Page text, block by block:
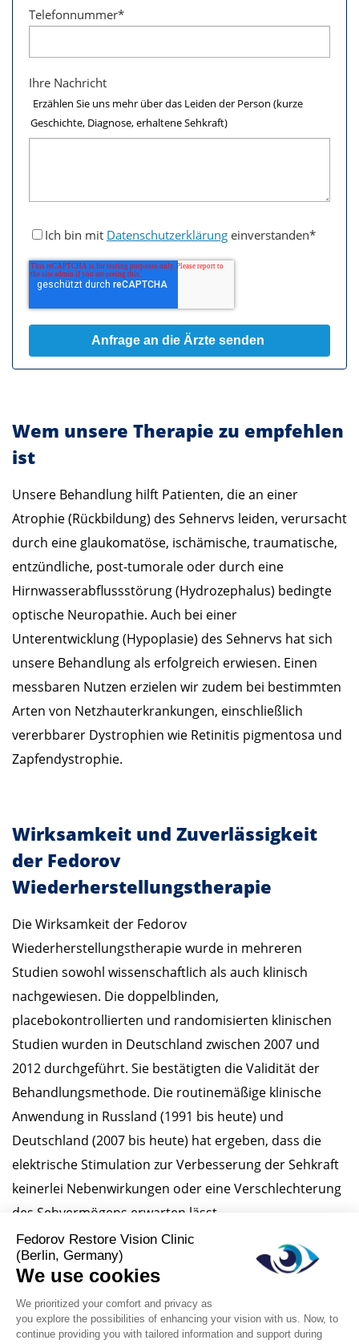
verwendet, um Informationen darüber zu sammeln, wie Sie mit unserer
Website interagieren. Wir verwenden diese Informationen, um Ihre Browser-
Erfahrung zu verbessern und anzupassen, sowie für Analysen und
Telefonnummer*
Ihre Nachricht
Erzählen Sie uns mehr über das Leiden der Person (kurze
Geschichte, Diagnose, erhaltene Sehkraft)
Ich bin mit Datenschutzerklärung einverstanden*
Wem unsere Therapie zu empfehlen
ist
Unsere Behandlung hilft Patienten, die an einer
Atrophie (Rückbildung) des Sehnervs leiden, verursacht
durch eine glaukomatöse, ischämische, traumatische,
entzündliche, post-tumorale oder durch eine
Hirnwasserabflussstörung (Hydrozephalus) bedingte
optische Neuropathie. Auch bei einer
Unterentwicklung (Hypoplasie) des Sehnervs hat sich
unsere Behandlung als erfolgreich erwiesen. Einen
messbaren Nutzen erzielen wir zudem bei bestimmten
Arten von Netzhauterkrankungen, einschließlich
vererbbarer Dystrophien wie Retinitis pigmentosa und
Zapfendystrophie.
Wirksamkeit und Zuverlässigkeit
der Fedorov
Wiederherstellungstherapie
Die Wirksamkeit der Fedorov
Wiederherstellungstherapie wurde in mehreren
Studien sowohl wissenschaftlich als auch klinisch
nachgewiesen. Die doppelblinden,
placebokontrollierten und randomisierten klinischen
Studien wurden in Deutschland zwischen 2007 und
2012 durchgeführt. Sie bestätigten die Validität der
Behandlungsmethode. Die routinemäßige klinische
Anwendung in Russland (1991 bis heute) und
Deutschland (2007 bis heute) hat ergeben, dass die
elektrische Stimulation zur Verbesserung der Sehkraft
keinerlei Nebenwirkungen oder eine Verschlechterung
des Sehvermögens erwarten lässt.
Fragen Sie unsere Ärzte